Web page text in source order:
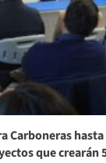
Carboneras
que crearán